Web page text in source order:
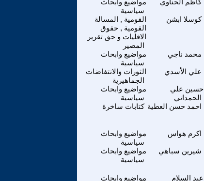
مواضيع وابحاث
سياسية
كاظم الحناوي
القومية , المسالة
القومية , حقوق
الاقليات و حق تقرير
المصير
كوسلا ابشن
مواضيع وابحاث
سياسية
محمد ناجي
الثورات والانتفاضات
الجماهيرية
علي الأسدي
مواضيع وابحاث
سياسية
حسين علي
الحمداني
كتابات ساخرة احمد حسن العطية
مواضيع وابحاث
سياسية
اكرم هواس
مواضيع وابحاث
سياسية
شيرين سباهي
مواضيع وابحاث
عبد السلام